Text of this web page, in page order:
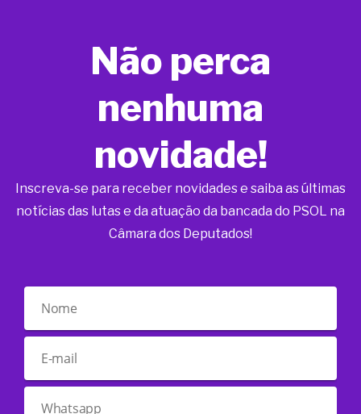
Não perca
nenhuma
novidade!
Inscreva-se para receber novidades e saiba as últimas
notícias das lutas e da atuação da bancada do PSOL na
Câmara dos Deputados!